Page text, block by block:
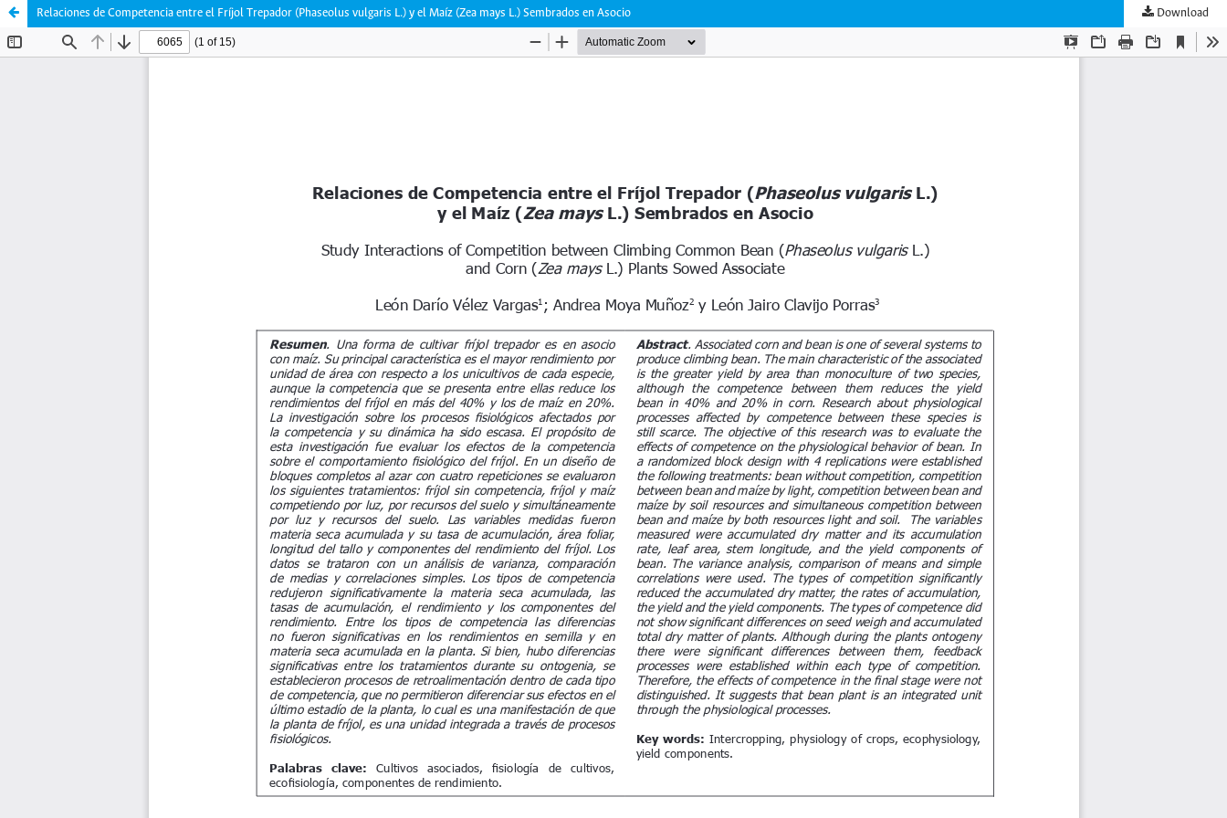
Relaciones de Competencia entre el Fríjol Trepador (Phaseolus vulgaris L.) y el Maíz (Zea mays L.) Sembrados en Asocio Download